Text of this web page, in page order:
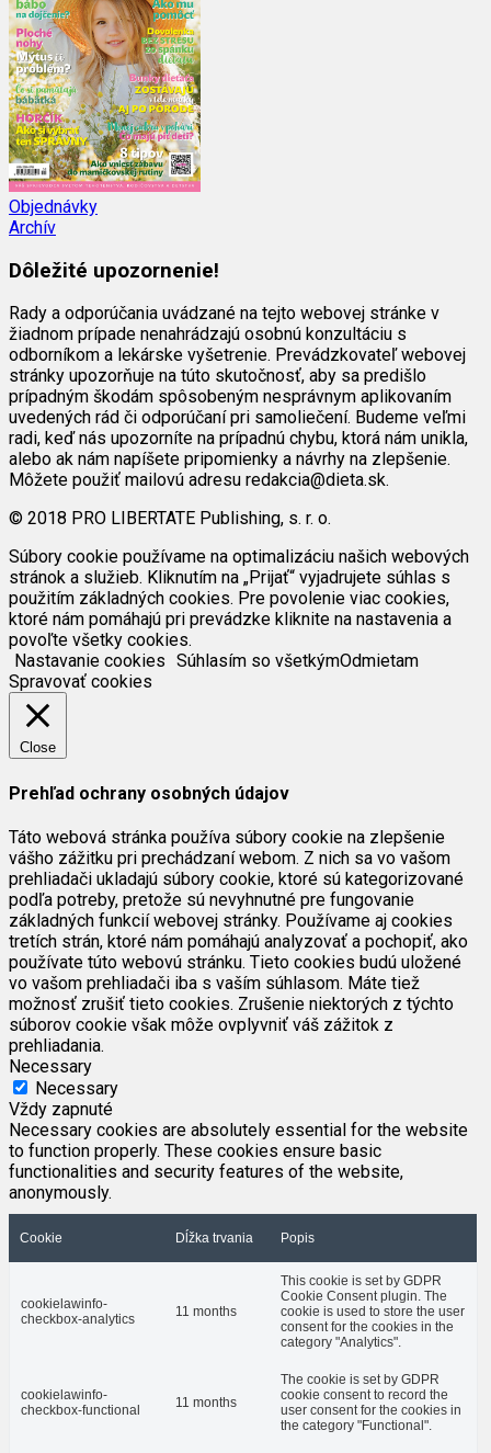
Objednávky
Archív
Dôležité upozornenie!
Rady a odporúčania uvádzané na tejto webovej stránke v
žiadnom prípade nenahrádzajú osobnú konzultáciu s
odborníkom a lekárske vyšetrenie. Prevádzkovateľ webovej
stránky upozorňuje na túto skutočnosť, aby sa predišlo
prípadným škodám spôsobeným nesprávnym aplikovaním
uvedených rád či odporúčaní pri samoliečení. Budeme veľmi
radi, keď nás upozorníte na prípadnú chybu, ktorá nám unikla,
alebo ak nám napíšete pripomienky a návrhy na zlepšenie.
Môžete použiť mailovú adresu redakcia@dieta.sk.
© 2018 PRO LIBERTATE Publishing, s. r. o.
Súbory cookie používame na optimalizáciu našich webových
stránok a služieb. Kliknutím na „Prijať“ vyjadrujete súhlas s
použitím základných cookies. Pre povolenie viac cookies,
ktoré nám pomáhajú pri prevádzke kliknite na nastavenia a
povoľte všetky cookies.
Nastavanie cookies Súhlasím so všetkýmOdmietam
Spravovať cookies
Close
Prehľad ochrany osobných údajov
Táto webová stránka používa súbory cookie na zlepšenie
vášho zážitku pri prechádzaní webom. Z nich sa vo vašom
prehliadači ukladajú súbory cookie, ktoré sú kategorizované
podľa potreby, pretože sú nevyhnutné pre fungovanie
základných funkcií webovej stránky. Používame aj cookies
tretích strán, ktoré nám pomáhajú analyzovať a pochopiť, ako
používate túto webovú stránku. Tieto cookies budú uložené
vo vašom prehliadači iba s vaším súhlasom. Máte tiež
možnosť zrušiť tieto cookies. Zrušenie niektorých z týchto
súborov cookie však môže ovplyvniť váš zážitok z
prehliadania.
Necessary
Necessary
Vždy zapnuté
Necessary cookies are absolutely essential for the website
to function properly. These cookies ensure basic
functionalities and security features of the website,
anonymously.
Cookie Dĺžka trvania Popis
cookielawinfo-
checkbox-analytics
11 months
This cookie is set by GDPR
Cookie Consent plugin. The
cookie is used to store the user
consent for the cookies in the
category "Analytics".
cookielawinfo-
checkbox-functional
11 months
The cookie is set by GDPR
cookie consent to record the
user consent for the cookies in
the category "Functional".